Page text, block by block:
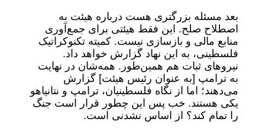
بعد مسئله بزرگتری هست درباره هیئت به
اصطلاح صلح. این فقط هیئتی برای جمع‌آوری
منابع مالی و بازسازی نیست. کمیته تکنوکراتیک
فلسطینی، به این نهاد گزارش خواهد داد.
نیروهای ثبات هم همین‌طور. همه‌شان در نهایت
به ترامپ [به عنوان رئیس هیئت] گزارش
می‌دهند؛ اما از نگاه فلسطینیان، ترامپ و نتانیاهو
یکی هستند. خب پس این چطور قرار است جنگ
را تمام کند؟ از اساس نشدنی است.